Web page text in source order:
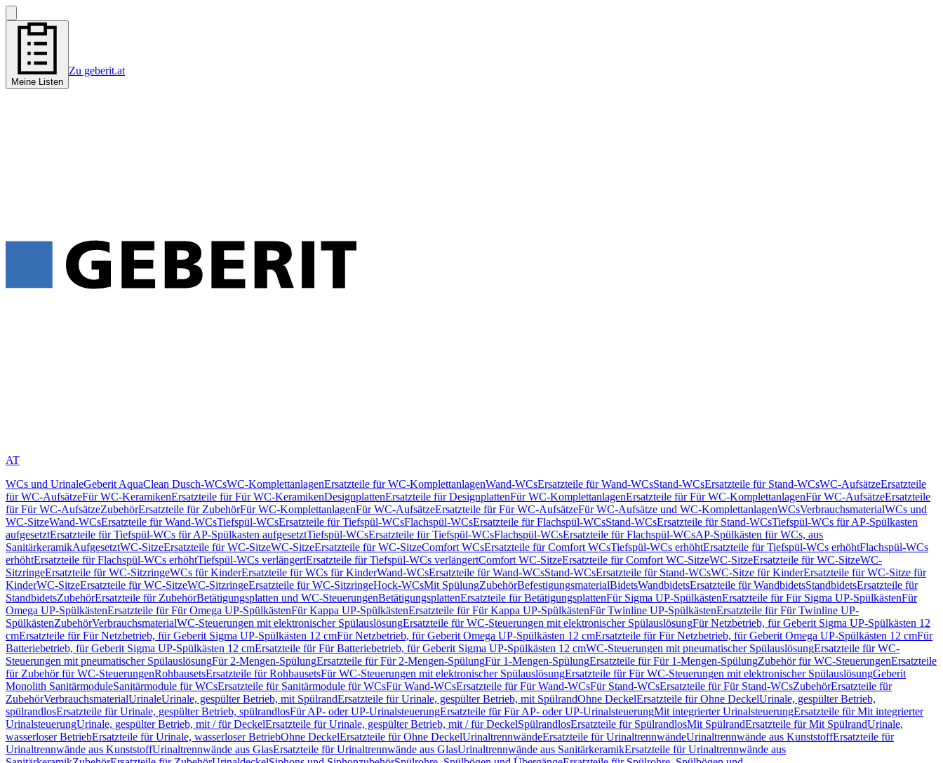
Meine Listen
Zu geberit.at
AT
WCs und UrinaleGeberit AquaClean Dusch-WCsWC-KomplettanlagenErsatzteile für WC-KomplettanlagenWand-WCsErsatzteile für Wand-WCsStand-WCsErsatzteile für Stand-WCsWC-AufsätzeErsatzteile
für WC-AufsätzeFür WC-KeramikenErsatzteile für Für WC-KeramikenDesignplattenErsatzteile für DesignplattenFür WC-KomplettanlagenErsatzteile für Für WC-KomplettanlagenFür WC-AufsätzeErsatzteile
für Für WC-AufsätzeZubehörErsatzteile für ZubehörFür WC-KomplettanlagenFür WC-AufsätzeErsatzteile für Für WC-AufsätzeFür WC-Aufsätze und WC-KomplettanlagenWCsVerbrauchsmaterialWCs und
WC-SitzeWand-WCsErsatzteile für Wand-WCsTiefspül-WCsErsatzteile für Tiefspül-WCsFlachspül-WCsErsatzteile für Flachspül-WCsStand-WCsErsatzteile für Stand-WCsTiefspül-WCs für AP-Spülkasten
aufgesetztErsatzteile für Tiefspül-WCs für AP-Spülkasten aufgesetztTiefspül-WCsErsatzteile für Tiefspül-WCsFlachspül-WCsErsatzteile für Flachspül-WCsAP-Spülkästen für WCs, aus
SanitärkeramikAufgesetztWC-SitzeErsatzteile für WC-SitzeWC-SitzeErsatzteile für WC-SitzeComfort WCsErsatzteile für Comfort WCsTiefspül-WCs erhöhtErsatzteile für Tiefspül-WCs erhöhtFlachspül-WCs
erhöhtErsatzteile für Flachspül-WCs erhöhtTiefspül-WCs verlängertErsatzteile für Tiefspül-WCs verlängertComfort WC-SitzeErsatzteile für Comfort WC-SitzeWC-SitzeErsatzteile für WC-SitzeWC-
SitzringeErsatzteile für WC-SitzringeWCs für KinderErsatzteile für WCs für KinderWand-WCsErsatzteile für Wand-WCsStand-WCsErsatzteile für Stand-WCsWC-Sitze für KinderErsatzteile für WC-Sitze für
KinderWC-SitzeErsatzteile für WC-SitzeWC-SitzringeErsatzteile für WC-SitzringeHock-WCsMit SpülungZubehörBefestigungsmaterialBidetsWandbidetsErsatzteile für WandbidetsStandbidetsErsatzteile für
StandbidetsZubehörErsatzteile für ZubehörBetätigungsplatten und WC-SteuerungenBetätigungsplattenErsatzteile für BetätigungsplattenFür Sigma UP-SpülkästenErsatzteile für Für Sigma UP-SpülkästenFür
Omega UP-SpülkästenErsatzteile für Für Omega UP-SpülkästenFür Kappa UP-SpülkästenErsatzteile für Für Kappa UP-SpülkästenFür Twinline UP-SpülkästenErsatzteile für Für Twinline UP-
SpülkästenZubehörVerbrauchsmaterialWC-Steuerungen mit elektronischer SpülauslösungErsatzteile für WC-Steuerungen mit elektronischer SpülauslösungFür Netzbetrieb, für Geberit Sigma UP-Spülkästen 12
cmErsatzteile für Für Netzbetrieb, für Geberit Sigma UP-Spülkästen 12 cmFür Netzbetrieb, für Geberit Omega UP-Spülkästen 12 cmErsatzteile für Für Netzbetrieb, für Geberit Omega UP-Spülkästen 12 cmFür
Batteriebetrieb, für Geberit Sigma UP-Spülkästen 12 cmErsatzteile für Für Batteriebetrieb, für Geberit Sigma UP-Spülkästen 12 cmWC-Steuerungen mit pneumatischer SpülauslösungErsatzteile für WC-
Steuerungen mit pneumatischer SpülauslösungFür 2-Mengen-SpülungErsatzteile für Für 2-Mengen-SpülungFür 1-Mengen-SpülungErsatzteile für Für 1-Mengen-SpülungZubehör für WC-SteuerungenErsatzteile
für Zubehör für WC-SteuerungenRohbausetsErsatzteile für RohbausetsFür WC-Steuerungen mit elektronischer SpülauslösungErsatzteile für Für WC-Steuerungen mit elektronischer SpülauslösungGeberit
Monolith SanitärmoduleSanitärmodule für WCsErsatzteile für Sanitärmodule für WCsFür Wand-WCsErsatzteile für Für Wand-WCsFür Stand-WCsErsatzteile für Für Stand-WCsZubehörErsatzteile für
ZubehörVerbrauchsmaterialUrinaleUrinale, gespülter Betrieb, mit SpülrandErsatzteile für Urinale, gespülter Betrieb, mit SpülrandOhne DeckelErsatzteile für Ohne DeckelUrinale, gespülter Betrieb,
spülrandlosErsatzteile für Urinale, gespülter Betrieb, spülrandlosFür AP- oder UP-UrinalsteuerungErsatzteile für Für AP- oder UP-UrinalsteuerungMit integrierter UrinalsteuerungErsatzteile für Mit integrierter
UrinalsteuerungUrinale, gespülter Betrieb, mit / für DeckelErsatzteile für Urinale, gespülter Betrieb, mit / für DeckelSpülrandlosErsatzteile für SpülrandlosMit SpülrandErsatzteile für Mit SpülrandUrinale,
wasserloser BetriebErsatzteile für Urinale, wasserloser BetriebOhne DeckelErsatzteile für Ohne DeckelUrinaltrennwändeErsatzteile für UrinaltrennwändeUrinaltrennwände aus KunststoffErsatzteile für
Urinaltrennwände aus KunststoffUrinaltrennwände aus GlasErsatzteile für Urinaltrennwände aus GlasUrinaltrennwände aus SanitärkeramikErsatzteile für Urinaltrennwände aus